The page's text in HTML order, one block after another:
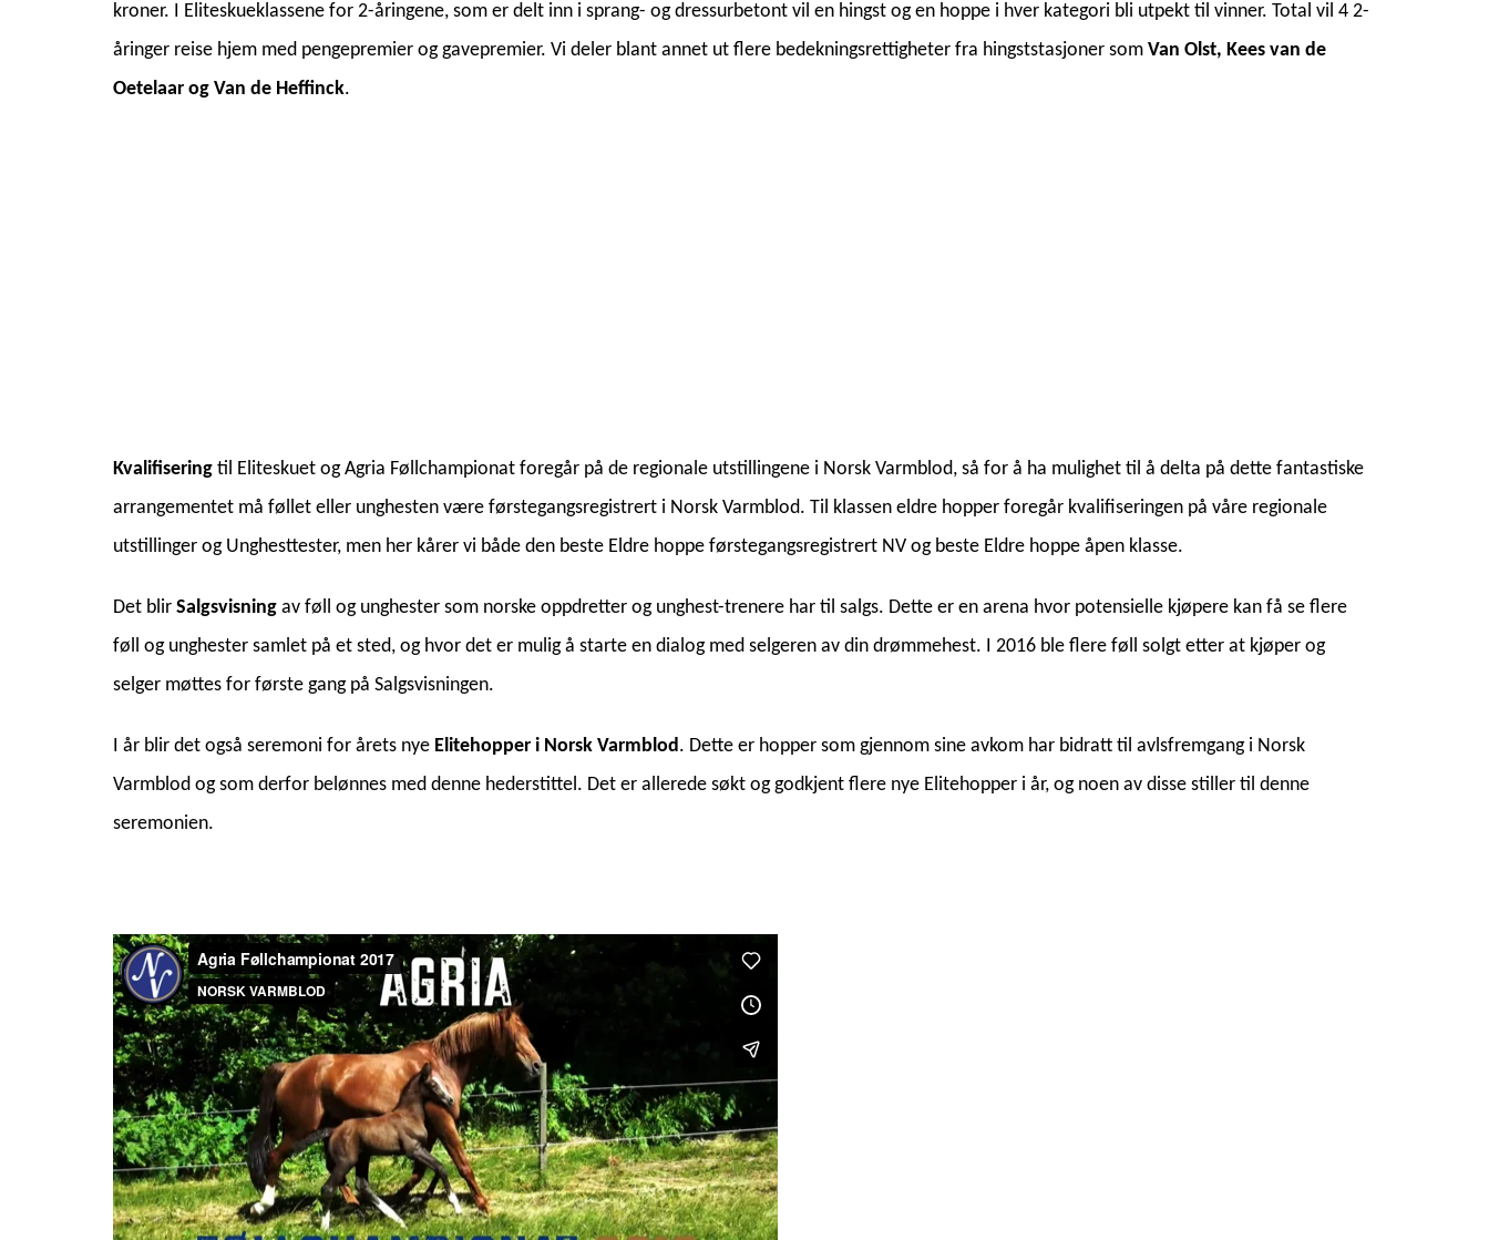
kroner. I Eliteskueklassene for 2-åringene, som er delt inn i sprang- og dressurbetont vil en hingst og en hoppe i hver kategori bli utpekt til vinner. Total vil 4 2-
åringer reise hjem med pengepremier og gavepremier. Vi deler blant annet ut flere bedekningsrettigheter fra hingststasjoner som Van Olst, Kees van de
Oetelaar og Van de Heffinck.
Kvalifiseringtil Eliteskuet og Agria Føllchampionat foregår på de regionale utstillingene i Norsk Varmblod, så for å ha mulighet til å delta på dette fantastiske
arrangementet må føllet eller unghesten være førstegangsregistrert i Norsk Varmblod. Til klassen eldre hopper foregår kvalifiseringen på våre regionale
utstillinger og Unghesttester, men her kårer vi både den beste Eldre hoppe førstegangsregistrert NV og beste Eldre hoppe åpen klasse.
Det blir Salgsvisning av føll og unghester som norske oppdretter og unghest-trenere har til salgs. Dette er en arena hvor potensielle kjøpere kan få se flere
føll og unghester samlet på et sted, og hvor det er mulig å starte en dialog med selgeren av din drømmehest. I 2016 ble flere føll solgt etter at kjøper og
selger møttes for første gang på Salgsvisningen.
I år blir det også seremoni for årets nye Elitehopper i Norsk Varmblod . Dette er hopper som gjennom sine avkom har bidratt til avlsfremgang i Norsk
Varmblod og som derfor belønnes med denne hederstittel. Det er allerede søkt og godkjent flere nye Elitehopper i år, og noen av disse stiller til denne
seremonien.